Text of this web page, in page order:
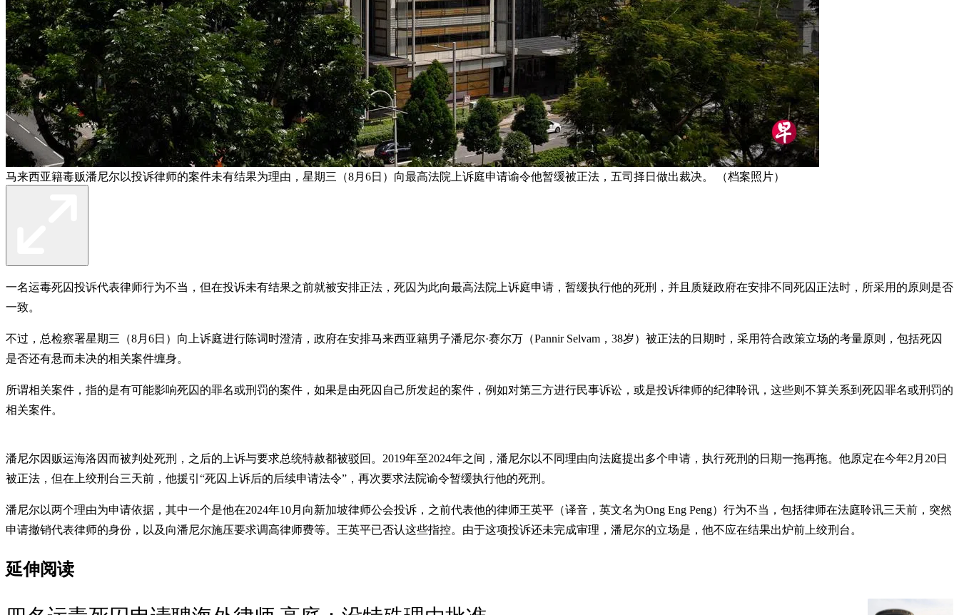
马来西亚籍毒贩潘尼尔以投诉律师的案件未有结果为理由，星期三（8月6日）向最高法院上诉庭申请谕令他暂缓被正法，五司择日做出裁决。 （档案照片）
一名运毒死囚投诉代表律师行为不当，但在投诉未有结果之前就被安排正法，死囚为此向最高法院上诉庭申请，暂缓执行他的死刑，并且质疑政府在安排不同死囚正法时，所采用的原则是否
一致。
不过，总检察署星期三（8月6日）向上诉庭进行陈词时澄清，政府在安排马来西亚籍男子潘尼尔·赛尔万（Pannir Selvam，38岁）被正法的日期时，采用符合政策立场的考量原则，包括死囚
是否还有悬而未决的相关案件缠身。
所谓相关案件，指的是有可能影响死囚的罪名或刑罚的案件，如果是由死囚自己所发起的案件，例如对第三方进行民事诉讼，或是投诉律师的纪律聆讯，这些则不算关系到死囚罪名或刑罚的
相关案件。
潘尼尔因贩运海洛因而被判处死刑，之后的上诉与要求总统特赦都被驳回。2019年至2024年之间，潘尼尔以不同理由向法庭提出多个申请，执行死刑的日期一拖再拖。他原定在今年2月20日
被正法，但在上绞刑台三天前，他援引“死囚上诉后的后续申请法令”，再次要求法院谕令暂缓执行他的死刑。
潘尼尔以两个理由为申请依据，其中一个是他在2024年10月向新加坡律师公会投诉，之前代表他的律师王英平（译音，英文名为Ong Eng Peng）行为不当，包括律师在法庭聆讯三天前，突然
申请撤销代表律师的身份，以及向潘尼尔施压要求调高律师费等。王英平已否认这些指控。由于这项投诉还未完成审理，潘尼尔的立场是，他不应在结果出炉前上绞刑台。
延伸阅读